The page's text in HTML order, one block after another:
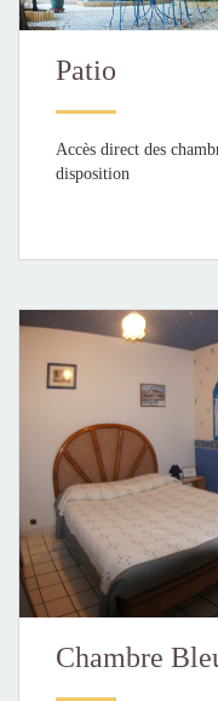
Patio
Accès direct des
disposition
Chambre